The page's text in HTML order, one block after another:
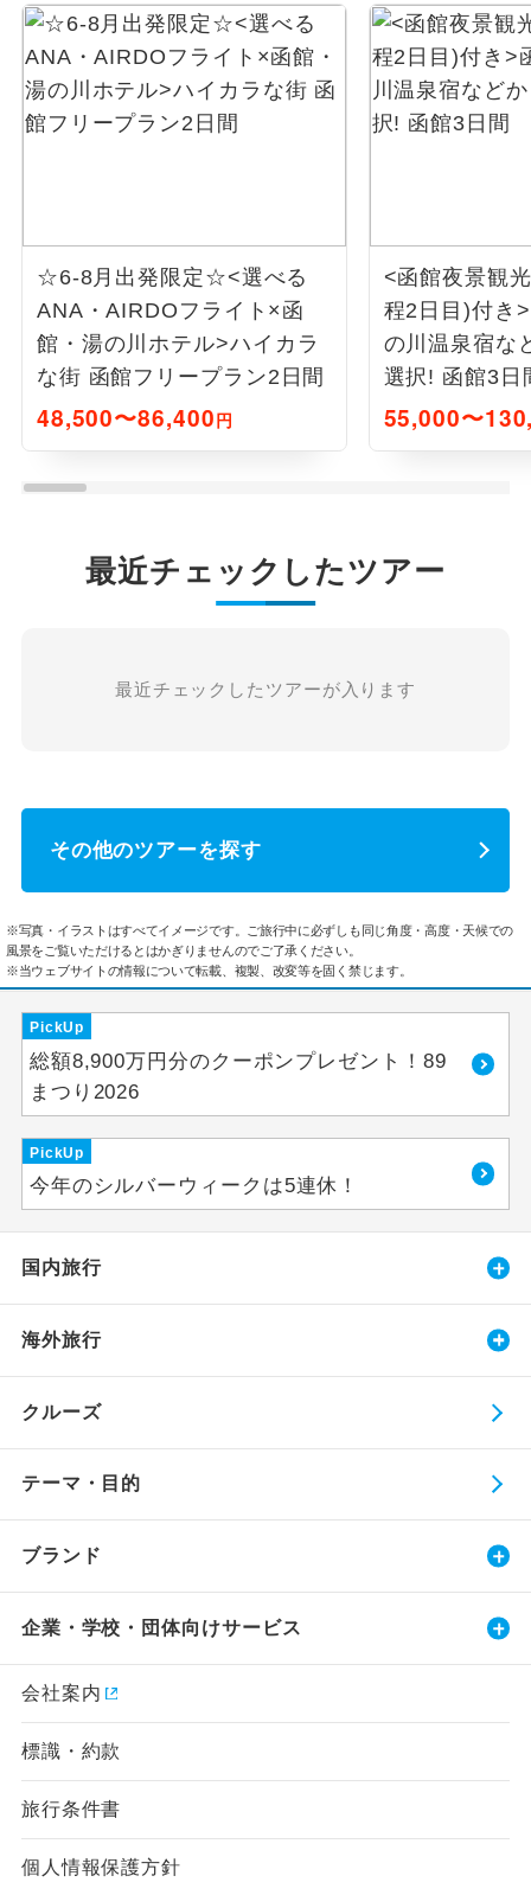
☆6-8月出発限定☆<選べる
ANA・AIRDOフライト×函
館・湯の川ホテル>ハイカラ
な街 函館フリープラン2日間
48,500〜86,400円
<函館夜景観
程2日目)付き
の川温泉宿な
選択! 函館3日
55,000〜
最近チェックしたツアー
最近チェックしたツアーが入ります
その他のツアーを探す
※写真・イラストはすべてイメージです。ご旅行中に必ずしも同じ角度・高度・天候での
風景をご覧いただけるとはかぎりませんのでご了承ください。
※当ウェブサイトの情報について転載、複製、改変等を固く禁じます。
PickUp
総額8,900万円分のクーポンプレゼント！89
まつり2026
PickUp
今年のシルバーウィークは5連休！
国内旅行
海外旅行
クルーズ
テーマ・目的
ブランド
企業・学校・団体向けサービス
会社案内
標識・約款
旅行条件書
個人情報保護方針